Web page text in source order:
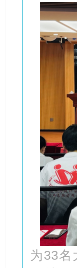
为33名